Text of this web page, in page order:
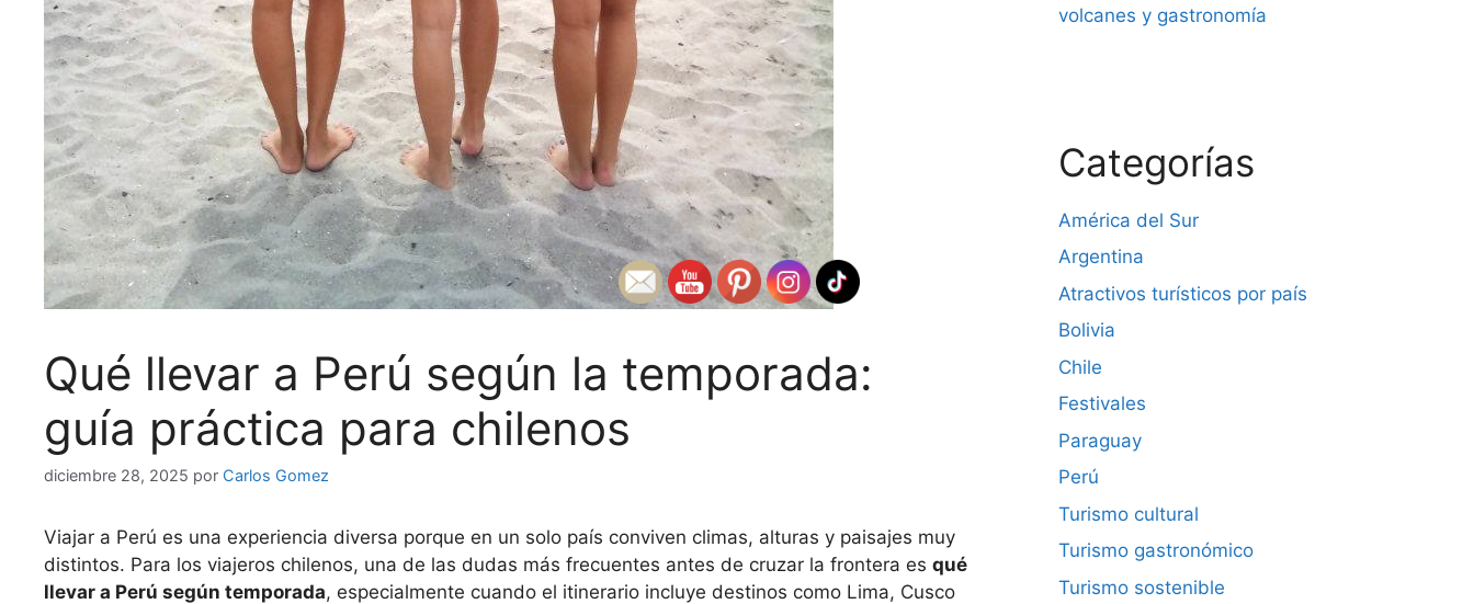
Qué llevar a Perú según la temporada:
guía práctica para chilenos
diciembre 28, 2025 por Carlos Gomez
Viajar a Perú es una experiencia diversa porque en un solo país conviven climas, alturas y paisajes muy
distintos. Para los viajeros chilenos, una de las dudas más frecuentes antes de cruzar la frontera es qué
llevar a Perú según temporada, especialmente cuando el itinerario incluye destinos como Lima, Cusco
volcanes y gastronomía
Categorías
América del Sur
Argentina
Atractivos turísticos por país
Bolivia
Chile
Festivales
Paraguay
Perú
Turismo cultural
Turismo gastronómico
Turismo sostenible